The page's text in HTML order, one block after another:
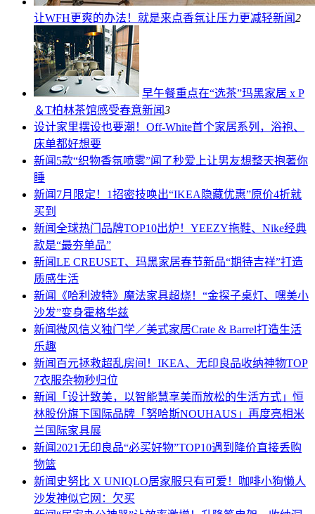
让WFH更爽的办法！就是来点香氛让压力更减轻新闻2
早午餐重点在“选茶”玛黑家居 x P
＆T柏林茶馆感受春意新闻3
设计家里摆设也要潮！Off-White首个家居系列，浴袍、
床单都好想要
新闻 5款“织物香氛喷雾”闻了秒爱上让男友想整天抱著你
睡
新闻 7月限定！1招密技唤出“IKEA隐藏优惠”原价4折就
买到
新闻全球热门品牌TOP10出炉！YEEZY拖鞋、Nike经典
款是“最夯单品”
新闻LE CREUSET、玛黑家居春节新品“期待吉祥”打造
质感生活
新闻
《哈利波特》魔法家具超烧！“金探子桌灯、嘿美小
沙发”变身霍格华兹
新闻微风信义独门学／美式家居Crate & Barrel打造生活
乐趣
新闻 百元拯救超乱房间！IKEA、无印良品收纳神物TOP
7衣服杂物秒归位
新闻
「设计致美，以智能慧享美而放松的生活方式」恒
林股份旗下国际品牌「努哈斯NOUHAUS」再度亮相米
兰国际家具展
新闻2021无印良品“必买好物”TOP10遇到降价直接丢购
物篮
新闻 史努比 X UNIQLO居家服只有可爱！咖啡小狗懒人
沙发神似它网：欠买